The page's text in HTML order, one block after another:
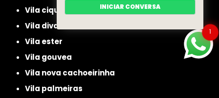
vila ciqueira
vila diva
vila ester
vila gouvea
vila nova cachoeirinha
vila palmeiras
1
INICIAR CONVERSA